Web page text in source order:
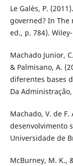
Le Galès, P.
governed? In The
ed., p. 784).
Machado Junior,
& Palmisano, A.
diferentes bases
Da
Machado, V. de
desenvolvimento
Universidade de
McBurney, M. K.,